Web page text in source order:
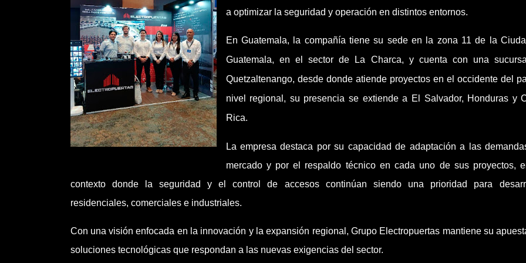
a optimizar la seguridad y operación en distintos entornos.
En Guatemala, la compañía tiene su sede en la zona 11 de la
Guatemala, en el sector de La Charca, y cuenta con una
Quetzaltenango, desde donde atiende proyectos en el occidente del
nivel regional, su presencia se extiende a El Salvador, Honduras y
Rica.
La empresa destaca por su capacidad de adaptación a las
mercado y por el respaldo técnico en cada uno de sus proyectos,
contexto donde la seguridad y el control de accesos continúan siendo una prioridad para
residenciales, comerciales e industriales.
Con una visión enfocada en la innovación y la expansión regional, Grupo Electropuertas mantiene su
soluciones tecnológicas que respondan a las nuevas exigencias del sector.